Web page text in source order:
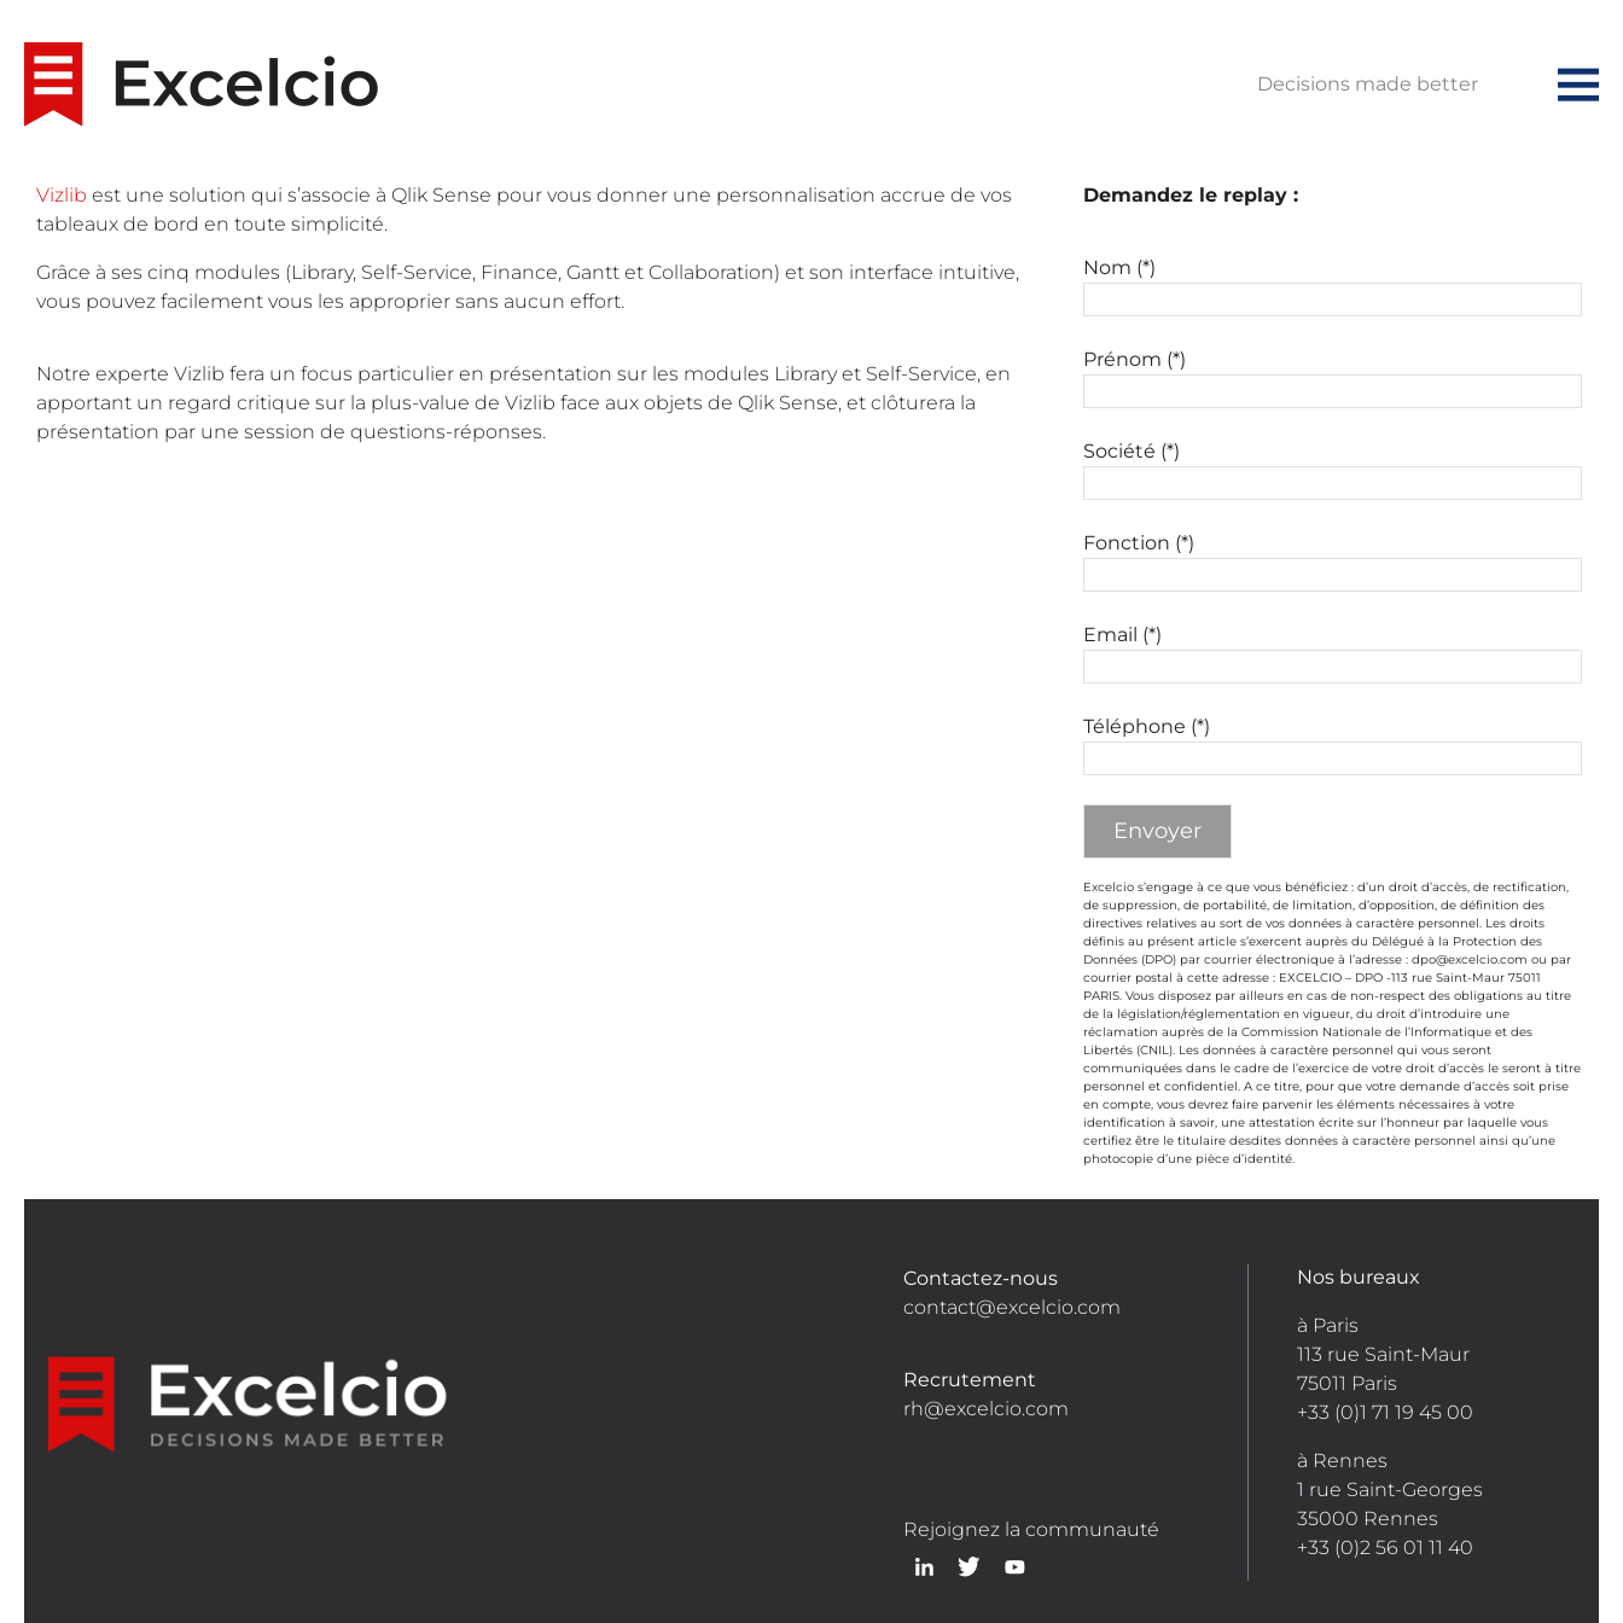
Decisions made better
Vizlib est une solution qui s’associe à Qlik Sense pour vous donner une personnalisation accrue de vos
tableaux de bord en toute simplicité.
Grâce à ses cinq modules (Library, Self-Service, Finance, Gantt et Collaboration) et son interface intuitive,
vous pouvez facilement vous les approprier sans aucun effort.
Notre experte Vizlib fera un focus particulier en présentation sur les modules Library et Self-Service, en
apportant un regard critique sur la plus-value de Vizlib face aux objets de Qlik Sense, et clôturera la
présentation par une session de questions-réponses.
Demandez le replay :
Nom (*)
Prénom (*)
Société (*)
Fonction (*)
Email (*)
Téléphone (*)
Excelcio s’engage à ce que vous bénéficiez : d’un droit d’accès, de rectification,
de suppression, de portabilité, de limitation, d’opposition, de définition des
directives relatives au sort de vos données à caractère personnel. Les droits
définis au présent article s’exercent auprès du Délégué à la Protection des
Données (DPO) par courrier électronique à l’adresse : dpo@excelcio.com ou par
courrier postal à cette adresse : EXCELCIO – DPO -113 rue Saint-Maur 75011
PARIS. Vous disposez par ailleurs en cas de non-respect des obligations au titre
de la législation/réglementation en vigueur, du droit d’introduire une
réclamation auprès de la Commission Nationale de l’Informatique et des
Libertés (CNIL). Les données à caractère personnel qui vous seront
communiquées dans le cadre de l’exercice de votre droit d’accès le seront à titre
personnel et confidentiel. A ce titre, pour que votre demande d’accès soit prise
en compte, vous devrez faire parvenir les éléments nécessaires à votre
identification à savoir, une attestation écrite sur l’honneur par laquelle vous
certifiez être le titulaire desdites données à caractère personnel ainsi qu’une
photocopie d’une pièce d’identité.
Contactez-nous
contact@excelcio.com
Recrutement
rh@excelcio.com
Rejoignez la communauté
Nos bureaux
à Paris
113 rue Saint-Maur
75011 Paris
+33 (0)1 71 19 45 00
à Rennes
1 rue Saint-Georges
35000 Rennes
+33 (0)2 56 01 11 40